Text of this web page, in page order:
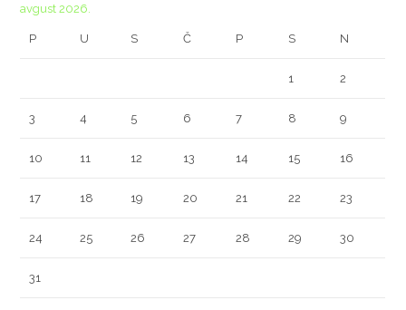
avgust 2026.
P U S Č P S N
1 2
3 4 5 6 7 8 9
10 11 12 13 14 15 16
17 18 19 20 21 22 23
24 25 26 27 28 29 30
31